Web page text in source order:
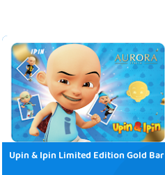
Upin & Ipin Limited Edition Gold Bar